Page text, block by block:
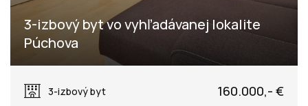
3-izbový byt vo vyhľadávanej lokalite
Púchova
3-izbový byt
160.000,- €